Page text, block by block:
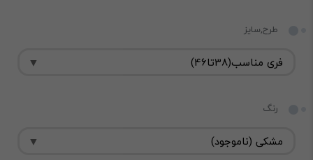
طرح,سایز
رنگ